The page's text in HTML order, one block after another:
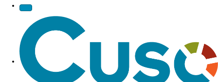
Programmes
Site Navigation